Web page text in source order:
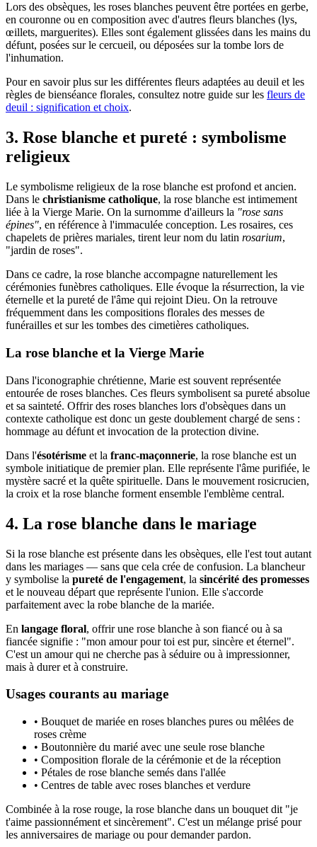
Lors des obsèques, les roses blanches peuvent être portées en gerbe,
en couronne ou en composition avec d'autres fleurs blanches (lys,
œillets, marguerites). Elles sont également glissées dans les mains du
défunt, posées sur le cercueil, ou déposées sur la tombe lors de
l'inhumation.
Pour en savoir plus sur les différentes fleurs adaptées au deuil et les
règles de bienséance florales, consultez notre guide sur les fleurs de
deuil : signification et choix.
3. Rose blanche et pureté : symbolisme
religieux
Le symbolisme religieux de la rose blanche est profond et ancien.
Dans le christianisme catholique, la rose blanche est intimement
liée à la Vierge Marie. On la surnomme d'ailleurs la "rose sans
épines", en référence à l'immaculée conception. Les rosaires, ces
chapelets de prières mariales, tirent leur nom du latin rosarium,
"jardin de roses".
Dans ce cadre, la rose blanche accompagne naturellement les
cérémonies funèbres catholiques. Elle évoque la résurrection, la vie
éternelle et la pureté de l'âme qui rejoint Dieu. On la retrouve
fréquemment dans les compositions florales des messes de
funérailles et sur les tombes des cimetières catholiques.
La rose blanche et la Vierge Marie
Dans l'iconographie chrétienne, Marie est souvent représentée
entourée de roses blanches. Ces fleurs symbolisent sa pureté absolue
et sa sainteté. Offrir des roses blanches lors d'obsèques dans un
contexte catholique est donc un geste doublement chargé de sens :
hommage au défunt et invocation de la protection divine.
Dans l'ésotérisme et la franc-maçonnerie, la rose blanche est un
symbole initiatique de premier plan. Elle représente l'âme purifiée, le
mystère sacré et la quête spirituelle. Dans le mouvement rosicrucien,
la croix et la rose blanche forment ensemble l'emblème central.
4. La rose blanche dans le mariage
Si la rose blanche est présente dans les obsèques, elle l'est tout autant
dans les mariages — sans que cela crée de confusion. La blancheur
y symbolise la pureté de l'engagement, la sincérité des promesses
et le nouveau départ que représente l'union. Elle s'accorde
parfaitement avec la robe blanche de la mariée.
En langage floral, offrir une rose blanche à son fiancé ou à sa
fiancée signifie : "mon amour pour toi est pur, sincère et éternel".
C'est un amour qui ne cherche pas à séduire ou à impressionner,
mais à durer et à construire.
Usages courants au mariage
• Bouquet de mariée en roses blanches pures ou mêlées de
roses crème
• Boutonnière du marié avec une seule rose blanche
• Composition florale de la cérémonie et de la réception
• Pétales de rose blanche semés dans l'allée
• Centres de table avec roses blanches et verdure
Combinée à la rose rouge, la rose blanche dans un bouquet dit "je
t'aime passionnément et sincèrement". C'est un mélange prisé pour
les anniversaires de mariage ou pour demander pardon.